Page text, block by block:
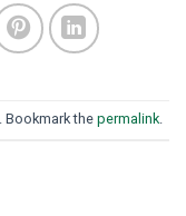
. Bookmark the permalink